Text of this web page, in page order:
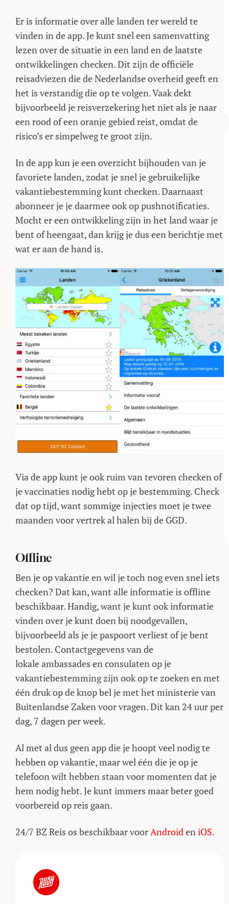
Er is informatie over alle landen ter wereld te
vinden in de app. Je kunt snel een samenvatting
lezen over de situatie in een land en de laatste
ontwikkelingen checken. Dit zijn de officiële
reisadviezen die de Nederlandse overheid geeft en
het is verstandig die op te volgen. Vaak dekt
bijvoorbeeld je reisverzekering het niet als je naar
een rood of een oranje gebied reist, omdat de
risico’s er simpelweg te groot zijn.
In de app kun je een overzicht bijhouden van je
favoriete landen, zodat je snel je gebruikelijke
vakantiebestemming kunt checken. Daarnaast
abonneer je je daarmee ook op pushnotificaties.
Mocht er een ontwikkeling zijn in het land waar je
bent of heengaat, dan krijg je dus een berichtje met
wat er aan de hand is.
Via de app kunt je ook ruim van tevoren checken of
je vaccinaties nodig hebt op je bestemming. Check
dat op tijd, want sommige injecties moet je twee
maanden voor vertrek al halen bij de GGD.
Offline
Ben je op vakantie en wil je toch nog even snel iets
checken? Dat kan, want alle informatie is offline
beschikbaar. Handig, want je kunt ook informatie
vinden over je kunt doen bij noodgevallen,
bijvoorbeeld als je je paspoort verliest of je bent
bestolen. Contactgegevens van de
lokale ambassades en consulaten op je
vakantiebestemming zijn ook op te zoeken en met
één druk op de knop bel je met het ministerie van
Buitenlandse Zaken voor vragen. Dit kan 24 uur per
dag, 7 dagen per week.
Al met al dus geen app die je hoopt veel nodig te
hebben op vakantie, maar wel één die je op je
telefoon wilt hebben staan voor momenten dat je
hem nodig hebt. Je kunt immers maar beter goed
voorbereid op reis gaan.
24/7 BZ Reis os beschikbaar voorAndroideniOS.